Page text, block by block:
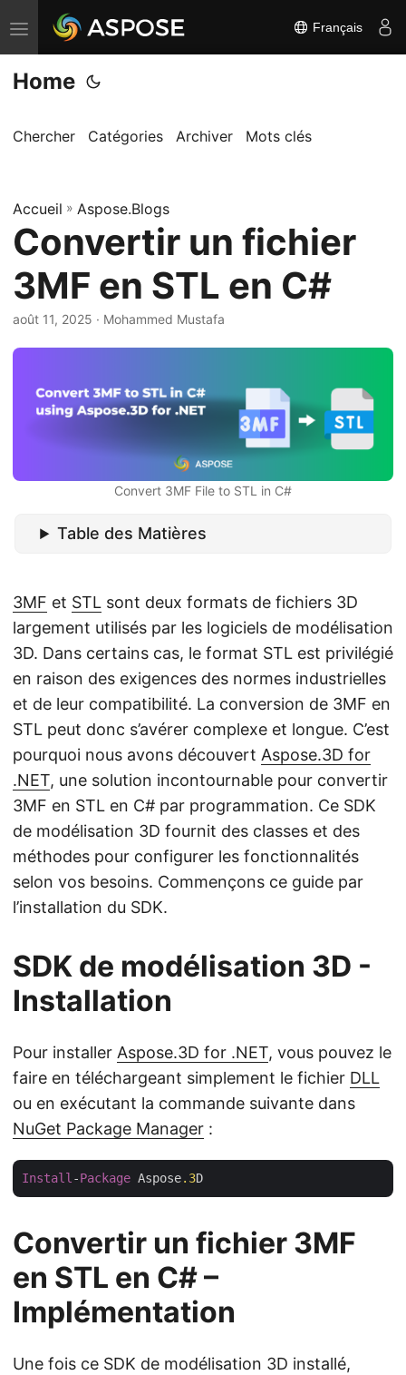
B
a
s
u
r
l
a
n
Français
Home
Chercher Catégories Archiver Mots clés
Accueil » Aspose.Blogs
Convertir un fichier
3MF en STL en C#
août 11, 2025 · Mohammed Mustafa
Convert 3MF File to STL in C#
Table des Matières
3MF et STL sont deux formats de fichiers 3D
largement utilisés par les logiciels de modélisation
3D. Dans certains cas, le format STL est privilégié
en raison des exigences des normes industrielles
et de leur compatibilité. La conversion de 3MF en
STL peut donc s’avérer complexe et longue. C’est
pourquoi nous avons découvert Aspose.3D for
.NET, une solution incontournable pour convertir
3MF en STL en C# par programmation. Ce SDK
de modélisation 3D fournit des classes et des
méthodes pour configurer les fonctionnalités
selon vos besoins. Commençons ce guide par
l’installation du SDK.
SDK de modélisation 3D -
Installation
Pour installer Aspose.3D for .NET, vous pouvez le
faire en téléchargeant simplement le fichier DLL
ou en exécutant la commande suivante dans
NuGet Package Manager :
Install-Package Aspose.3
Convertir un fichier 3MF
en STL en C# –
Implémentation
Une fois ce SDK de modélisation 3D installé,